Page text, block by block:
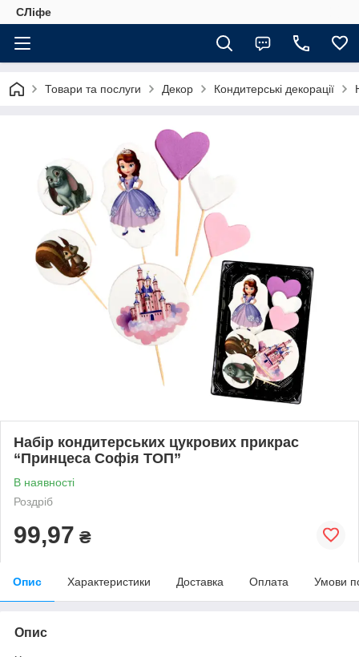
СЛіфе
Товари та послуги Декор Кондитерські декорації
Набір кондитерських цукрових прикрас
“Принцеса Софія ТОП”
В наявності
Роздріб
99,97 ₴
Опис Характеристики Доставка Оплата Умови
Опис